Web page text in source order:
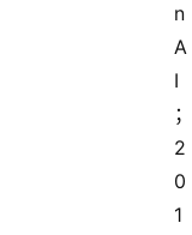
n
A
I
；
2
0
1